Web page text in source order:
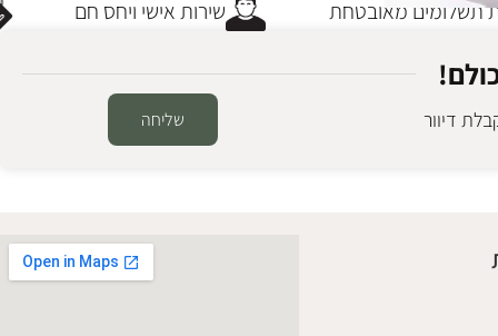
שירות אישי ויחס חם מאובטחת
דיוור שליחה